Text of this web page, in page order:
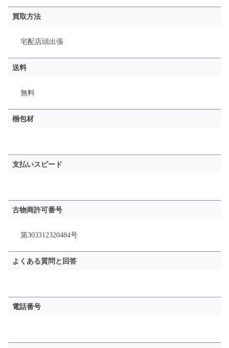
買取方法
宅配店頭出張
送料
無料
梱包材
支払いスピード
古物商許可番号
第303312320484号
よくある質問と回答
電話番号